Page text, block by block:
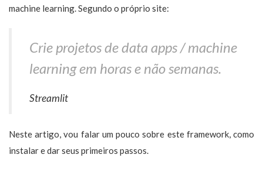
machine learning. Segundo o próprio site:
Crie projetos de data apps / machine
learning em horas e não semanas.
Streamlit
Neste artigo, vou falar um pouco sobre este framework, como
instalar e dar seus primeiros passos.